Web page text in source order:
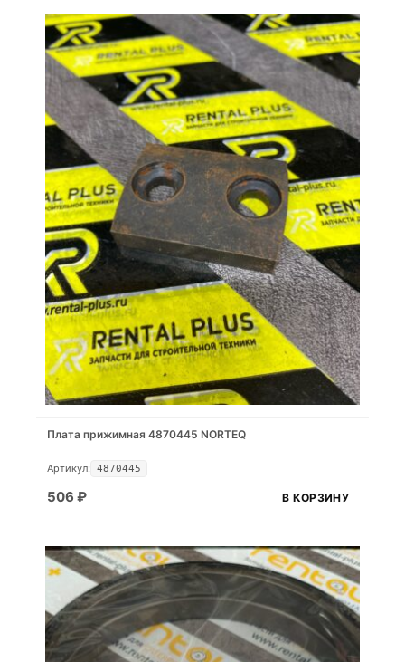
Плата прижимная 4870445 NORTEQ
Артикул: 4870445
506 ₽ В КОРЗИНУ